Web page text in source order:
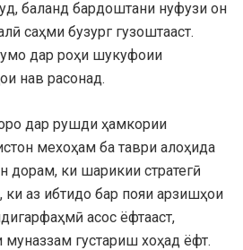
баланд бардоштани нуфузи он
саҳми бузург гузоштааст.
дар роҳи шукуфоии
нав расонад.
дар рушди ҳамкории
мехоҳам ба таври алоҳида
дорам, ки шарикии стратегӣ
аз ибтидо бар пояи арзишҳои
асос ёфтааст,
густариш хоҳад ёфт.